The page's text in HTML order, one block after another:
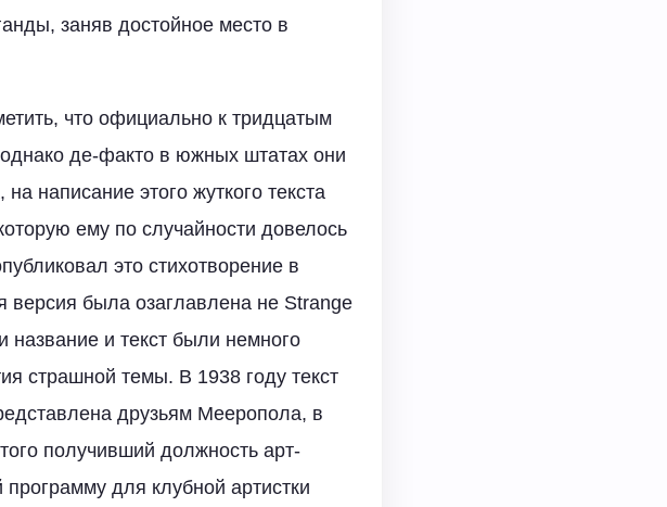
заняв достойное место в
что официально к тридцатым
де-факто в южных штатах они
написание этого жуткого текста
ему по случайности довелось
это стихотворение в
версия была озаглавлена не Strange
и текст были немного
страшной темы. В 1938 году текст
друзьям Мееропола, в
получивший должность арт-
для клубной артистки